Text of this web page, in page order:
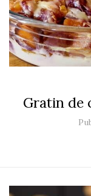
Gratin de